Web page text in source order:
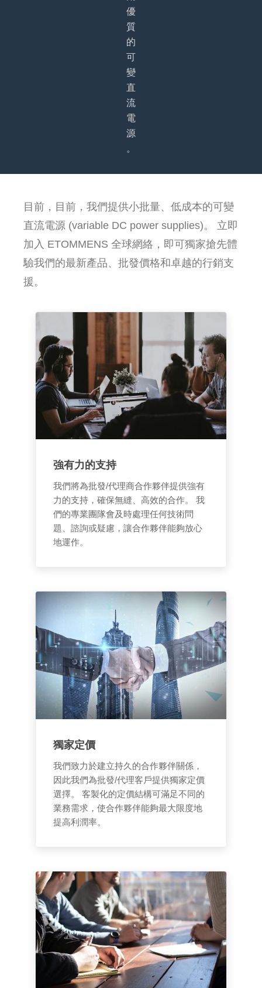
優
質
的
可
變
直
流
電
源
。
目前，目前，我們提供小批量、低成本的可變
直流電源 (variable DC power supplies)。 立即
加入 ETOMMENS 全球網絡，即可獨家搶先體
驗我們的最新產品、批發價格和卓越的行銷支
援。
強有力的支持
我們將為批發/代理商合作夥伴提供強有
力的支持，確保無縫、高效的合作。 我
們的專業團隊會及時處理任何技術問
題、諮詢或疑慮，讓合作夥伴能夠放心
地運作。
獨家定價
我們致力於建立持久的合作夥伴關係，
因此我們為批發/代理客戶提供獨家定價
選擇。 客製化的定價結構可滿足不同的
業務需求，使合作夥伴能夠最大限度地
提高利潤率。